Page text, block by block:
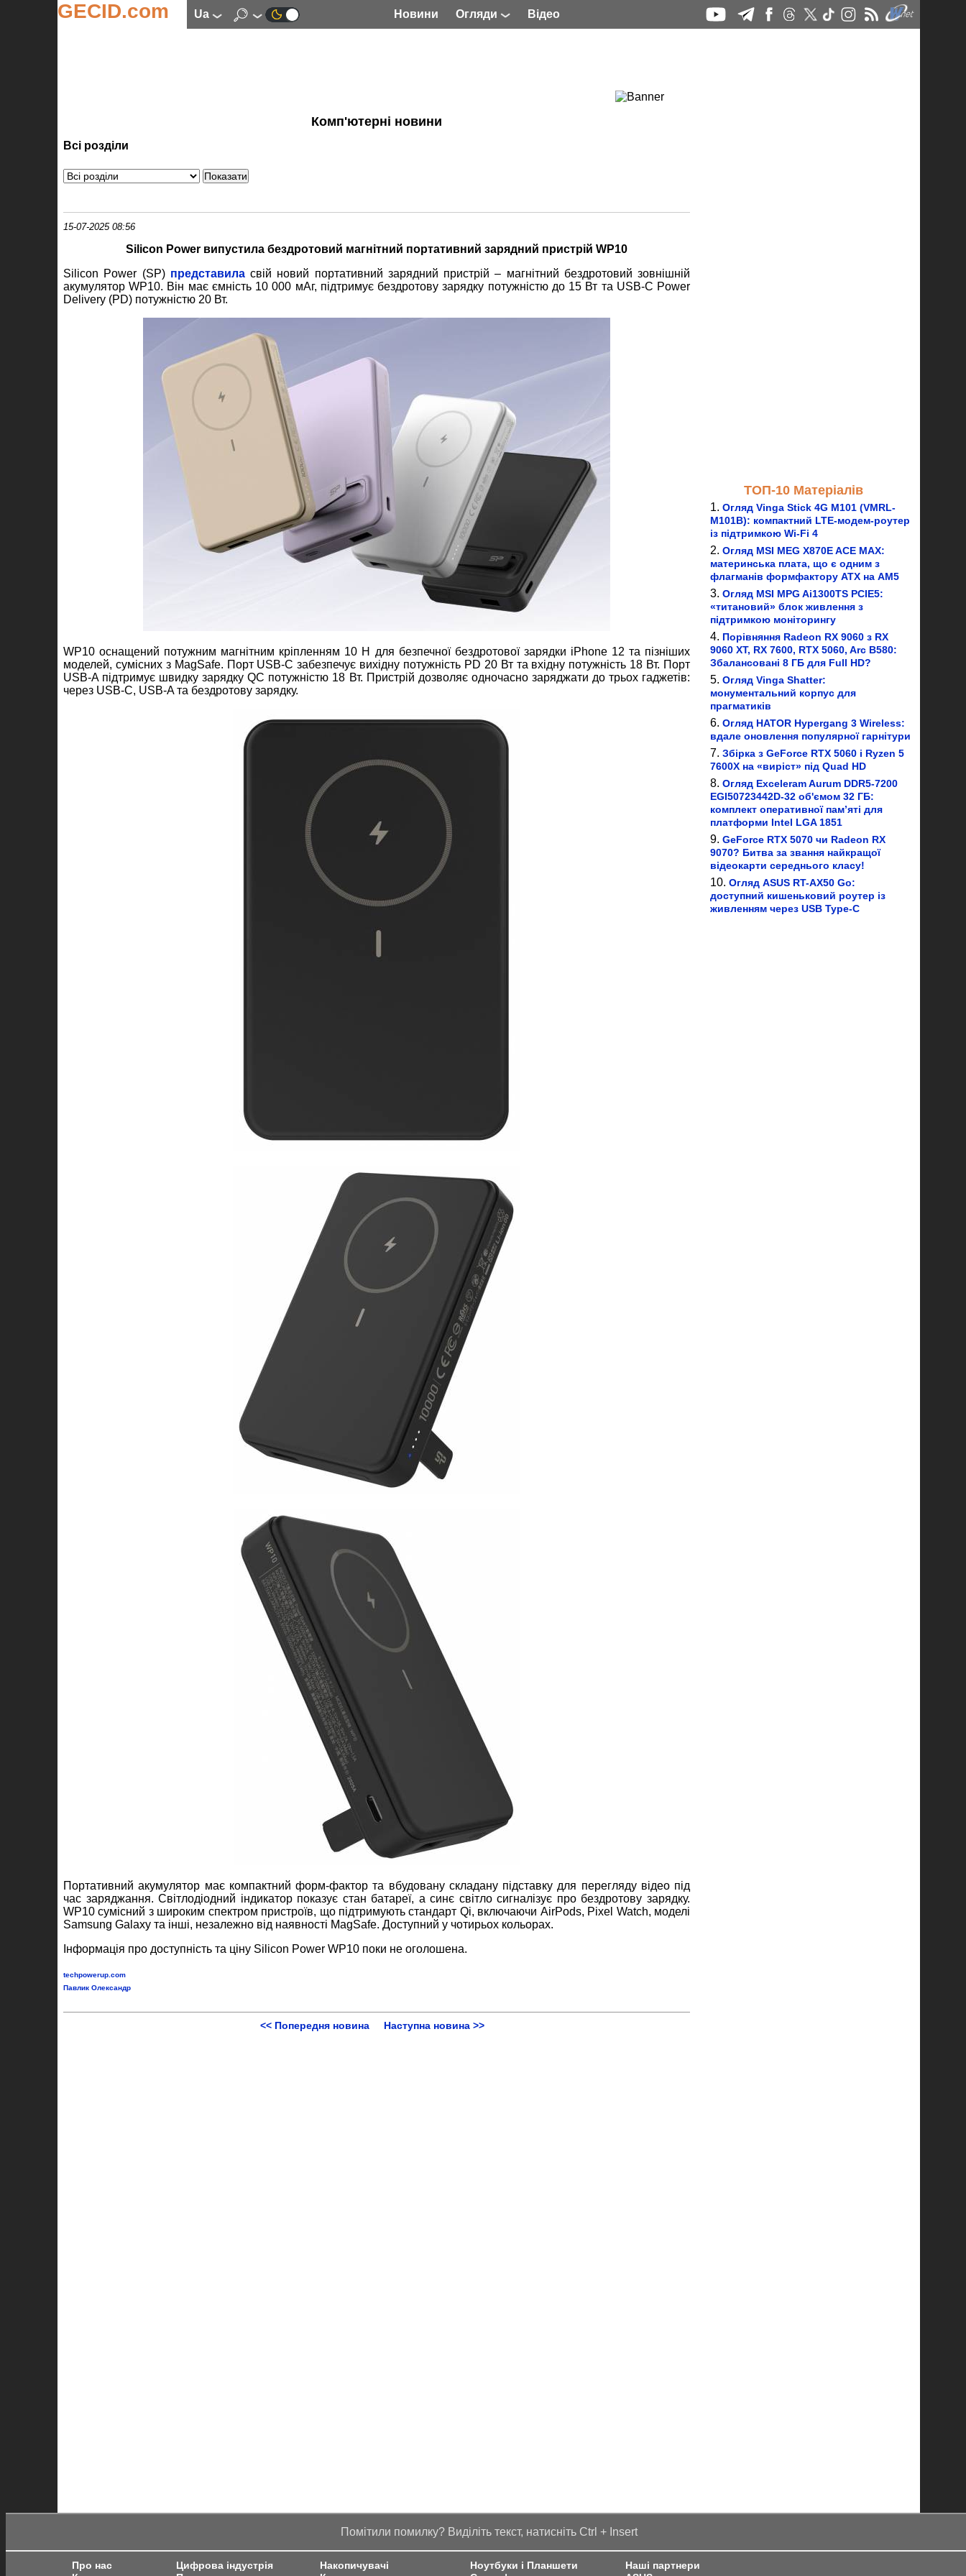
GECID.com ua Новини Огляди Відео
Комп'ютерні новини
Всі розділи
15-07-2025 08:56
Silicon Power випустила бездротовий магнітний портативний зарядний пристрій WP10
Silicon Power (SP) представиласвій новий портативний зарядний пристрій – магнітний бездротовий зовнішній
акумулятор WP10. Він має ємність 10 000 мАг, підтримує бездротову зарядку потужністю до 15 Вт та USB-C Power
Delivery (PD) потужністю 20 Вт.
WP10 оснащений потужним магнітним кріпленням 10 Н для безпечної бездротової зарядки iPhone 12 та пізніших
моделей, сумісних з MagSafe. Порт USB-C забезпечує вихідну потужність PD 20 Вт та вхідну потужність 18 Вт. Порт
USB-A підтримує швидку зарядку QC потужністю 18 Вт. Пристрій дозволяє одночасно заряджати до трьох гаджетів:
через USB-C, USB-A та бездротову зарядку.
Портативний акумулятор має компактний форм-фактор та вбудовану складану підставку для перегляду відео під
час заряджання. Світлодіодний індикатор показує стан батареї, а синє світло сигналізує про бездротову зарядку.
WP10 сумісний з широким спектром пристроїв, що підтримують стандарт Qi, включаючи AirPods, Pixel Watch, моделі
Samsung Galaxy та інші, незалежно від наявності MagSafe. Доступний у чотирьох кольорах.
Інформація про доступність та ціну Silicon Power WP10 поки не оголошена.
techpowerup.com
Павлик Олександр
<< Попередня новина Наступна новина >>
ТОП-10 Матеріалів
Огляд Vinga Stick 4G M101 (VMRL-
M101B): компактний LTE-модем-роутер
із підтримкою Wi-Fi 4
Огляд MSI MEG X870E ACE MAX:
материнська плата, що є одним з
флагманів формфактору ATX на AM5
Огляд MSI MPG Ai1300TS PCIE5:
«титановий» блок живлення з
підтримкою моніторингу
Порівняння Radeon RX 9060 з RX
9060 XT, RX 7600, RTX 5060, Arc B580:
Збалансовані 8 ГБ для Full HD?
Огляд Vinga Shatter:
монументальний корпус для
прагматиків
Огляд HATOR Hypergang 3 Wireless:
вдале оновлення популярної гарнітури
Збірка з GeForce RTX 5060 і Ryzen 5
7600X на «виріст» під Quad HD
Огляд Exceleram Aurum DDR5-7200
EGI50723442D-32 об'ємом 32 ГБ:
комплект оперативної пам’яті для
платформи Intel LGA 1851
GeForce RTX 5070 чи Radeon RX
9070? Битва за звання найкращої
відеокарти середнього класу!
Огляд ASUS RT-AX50 Go:
доступний кишеньковий роутер із
живленням через USB Type-C
Помітили помилку? Виділіть текст, натисніть Ctrl + Insert
Про нас
Цифрова індустрія
Накопичувачі
Ноутбуки і Планшети
Наші партнери